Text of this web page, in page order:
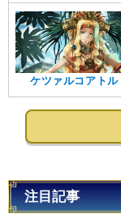
ケツァルコアトル
注目記事